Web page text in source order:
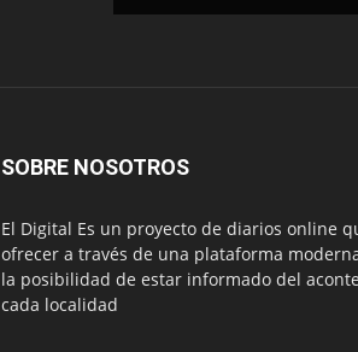
SOBRE NOSOTROS
El Digital Es un proyecto de diarios online
ofrecer a través de una plataforma
la posibilidad de estar informado del
cada localidad